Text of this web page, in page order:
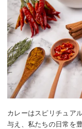
カレーはスピリチュア
与え、私たちの日常を